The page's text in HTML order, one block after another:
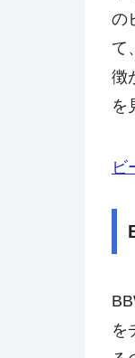
の
て
徴
を
ビ
を